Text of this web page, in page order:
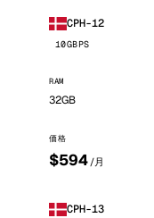
CPH-12
10GBPS
RAM
32GB
価格
$594 /月
CPH-13